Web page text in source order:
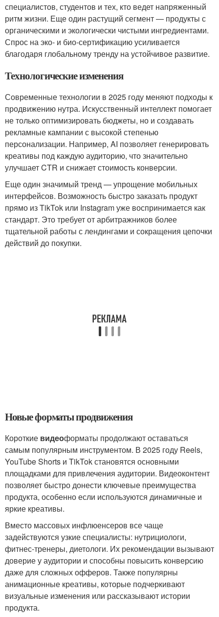
специалистов, студентов и тех, кто ведет напряженный
ритм жизни. Еще один растущий сегмент — продукты с
органическими и экологически чистыми ингредиентами.
Спрос на эко- и био-сертификацию усиливается
благодаря глобальному тренду на устойчивое развитие.
Технологические изменения
Современные технологии в 2025 году меняют подходы к
продвижению нутра. Искусственный интеллект помогает
не только оптимизировать бюджеты, но и создавать
рекламные кампании с высокой степенью
персонализации. Например, AI позволяет генерировать
креативы под каждую аудиторию, что значительно
улучшает CTR и снижает стоимость конверсии.
Еще один значимый тренд — упрощение мобильных
интерфейсов. Возможность быстро заказать продукт
прямо из TikTok или Instagram уже воспринимается как
стандарт. Это требует от арбитражников более
тщательной работы с лендингами и сокращения цепочки
действий до покупки.
Новые форматы продвижения
Короткие видеоформаты продолжают оставаться
самым популярным инструментом. В 2025 году Reels,
YouTube Shorts и TikTok становятся основными
площадками для привлечения аудитории. Видеоконтент
позволяет быстро донести ключевые преимущества
продукта, особенно если используются динамичные и
яркие креативы.
Вместо массовых инфлюенсеров все чаще
задействуются узкие специалисты: нутрициологи,
фитнес-тренеры, диетологи. Их рекомендации вызывают
доверие у аудитории и способны повысить конверсию
даже для сложных офферов. Также популярны
анимационные креативы, которые подчеркивают
визуальные изменения или рассказывают истории
продукта.